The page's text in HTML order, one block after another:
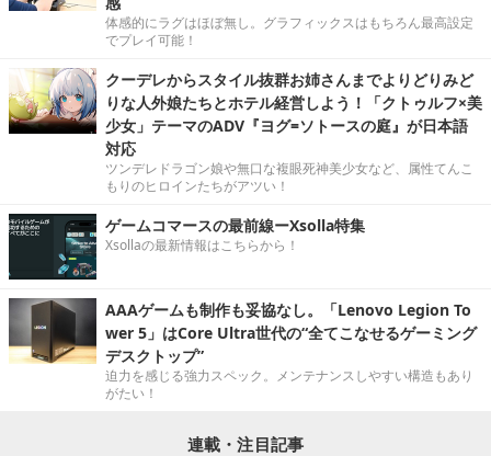
体感的にラグはほぼ無し。グラフィックスはもちろん最高設定
でプレイ可能！
クーデレからスタイル抜群お姉さんまでよりどりみど
りな人外娘たちとホテル経営しよう！「クトゥルフ×美
少女」テーマのADV『ヨグ=ソトースの庭』が日本語
対応
ツンデレドラゴン娘や無口な複眼死神美少女など、属性てんこ
もりのヒロインたちがアツい！
ゲームコマースの最前線ーXsolla特集
Xsollaの最新情報はこちらから！
AAAゲームも制作も妥協なし。「Lenovo Legion To
wer 5」はCore Ultra世代の“全てこなせるゲーミング
デスクトップ”
迫力を感じる強力スペック。メンテナンスしやすい構造もあり
がたい！
連載・注目記事